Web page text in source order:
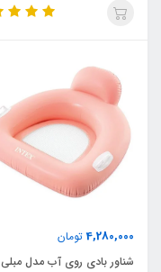
4,280,000تومان
شناور بادی روی آب مدل مبلی